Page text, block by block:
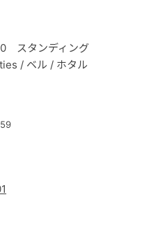
スタンディング
/ ベル / ホタル